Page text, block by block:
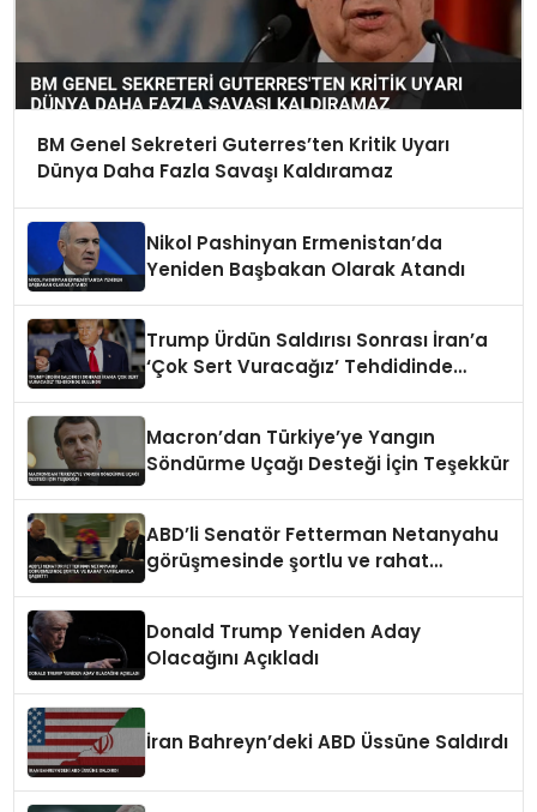
BM Genel Sekreteri Guterres’ten Kritik Uyarı
Dünya Daha Fazla Savaşı Kaldıramaz
Nikol Pashinyan Ermenistan’da
Yeniden Başbakan Olarak Atandı
Trump Ürdün Saldırısı Sonrası İran’a
‘Çok Sert Vuracağız’ Tehdidinde
Macron’dan Türkiye’ye Yangın
Söndürme Uçağı Desteği İçin Teşekkür
ABD’li Senatör Fetterman Netanyahu
görüşmesinde şortlu ve rahat
Donald Trump Yeniden Aday
Olacağını Açıkladı
İran Bahreyn’deki ABD Üssüne Saldırdı